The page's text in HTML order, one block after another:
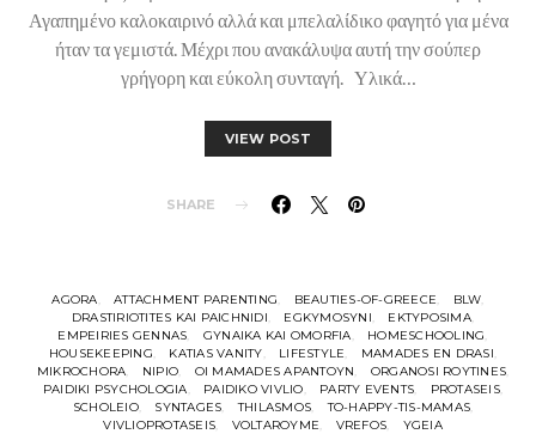
Αγαπημένο καλοκαιρινό αλλά και μπελαλίδικο φαγητό για μένα
ήταν τα γεμιστά. Μέχρι που ανακάλυψα αυτή την σούπερ
γρήγορη και εύκολη συνταγή. Υλικά…
VIEW POST
SHARE
AGORA ATTACHMENT PARENTING BEAUTIES-OF-GREECE
BLW
DRASTIRIOTITES KAI PAICHNIDI
EGKYMOSYNI
EKTYPOSIMA
EMPEIRIES GENNAS
GYNAIKA KAI OMORFIA
HOMESCHOOLING
HOUSEKEEPING
KATIAS VANITY LIFESTYLE
MAMADES EN DRASI
MIKROCHORA
NIPIO OI MAMADES APANTOYN
ORGANOSI ROYTINES
PAIDIKI PSYCHOLOGIA
PAIDIKO VIVLIO PARTY EVENTS
PROTASEIS
SCHOLEIO
SYNTAGES THILASMOS
TO-HAPPY-TIS-MAMAS
VIVLIOPROTASEIS
VOLTAROYME VREFOS YGEIA